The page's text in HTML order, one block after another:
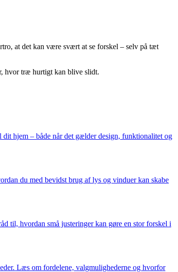
at det kan være svært at se forskel – selv på tæt
hvor træ hurtigt kan blive slidt.
hjem – både når det gælder design, funktionalitet og
du med bevidst brug af lys og vinduer kan skabe
til, hvordan små justeringer kan gøre en stor forskel i
Læs om fordelene, valgmulighederne og hvorfor